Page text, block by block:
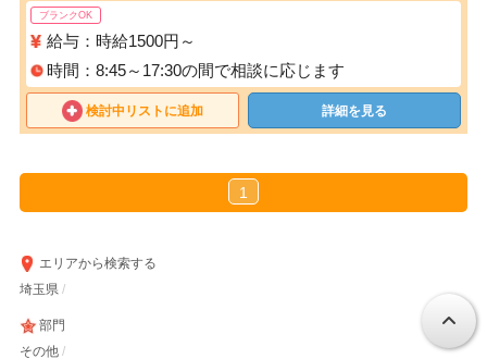
ブランクOK
給与：時給1500円～
時間：8:45～17:30の間で相談に応じます
検討中リストに追加 詳細を見る
1
エリアから検索する
埼玉県
部門
その他